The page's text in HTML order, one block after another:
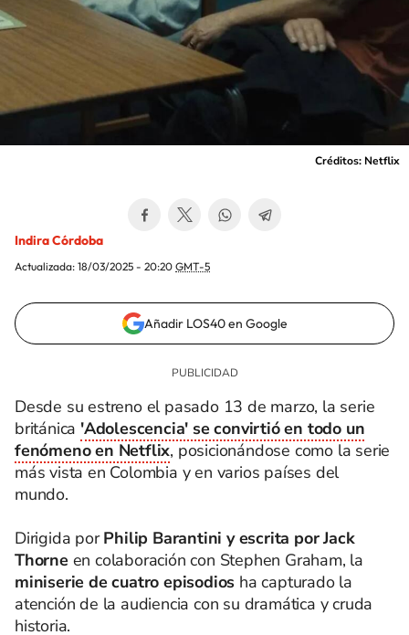
Créditos: Netflix
Indira Córdoba
Actualizada: 18/03/2025 - 20:20 GMT-5
Añadir LOS40 en Google
Desde su estreno el pasado 13 de marzo, la serie
británica 'Adolescencia' se convirtió en todo un
fenómeno en Netflix, posicionándose como la serie
más vista en Colombia y en varios países del
mundo.
Dirigida porPhilip Barantini y escrita por Jack
Thorneen colaboración con Stephen Graham, la
miniserie de cuatro episodios ha capturado la
atención de la audiencia con su dramática y cruda
historia.